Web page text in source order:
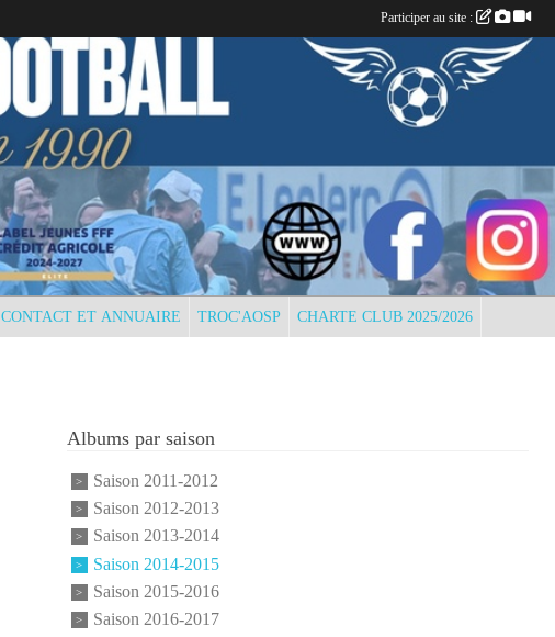
CONTACT ET ANNUAIRE TROC'AOSP CHARTE CLUB 2025/2026
Albums par saison
Saison 2011-2012
Saison 2012-2013
Saison 2013-2014
Saison 2014-2015
Saison 2015-2016
Saison 2016-2017
Participer au site :